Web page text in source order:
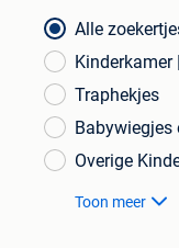
Alle
Kinderkamer
Traphekjes
Babywiegjes
Overige
Toon meer